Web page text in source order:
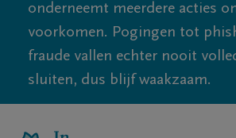
onderneemt meerdere acties
voorkomen. Pogingen tot
fraude vallen echter nooit
sluiten, dus blijf waakzaam.